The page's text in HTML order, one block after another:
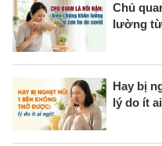
Chủ
lường
Hay bị
lý do ít